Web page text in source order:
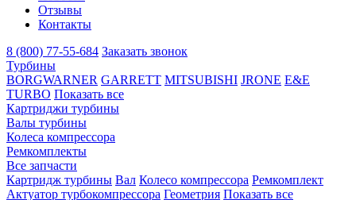
Отзывы
Контакты
8 (800) 77-55-684 Заказать звонок
Турбины
BORGWARNER GARRETT MITSUBISHI JRONE E&E
TURBO Показать все
Картриджи турбины
Валы турбины
Колеса компрессора
Ремкомплекты
Все запчасти
Картридж турбины Вал Колесо компрессора Ремкомплект
Актуатор турбокомпрессора Геометрия Показать все